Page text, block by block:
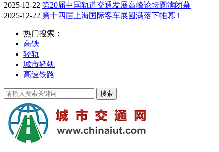
2025-12-22 第20届中国轨道交通发展高峰论坛圆满闭幕
2025-12-22 第十四届上海国际客车展圆满落下帷幕！
热门搜索：
高铁
轻轨
城市轻轨
高速铁路